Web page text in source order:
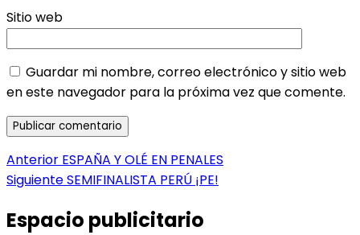
Sitio web
Guardar mi nombre, correo electrónico y sitio web
en este navegador para la próxima vez que comente.
Navegación
de
entradas
Anterior Entrada
anterior:
ESPAÑA Y OLÉ EN PENALES
SiguienteEntrada
SEMIFINALISTA PERÚ ¡PE!
Espacio publicitario